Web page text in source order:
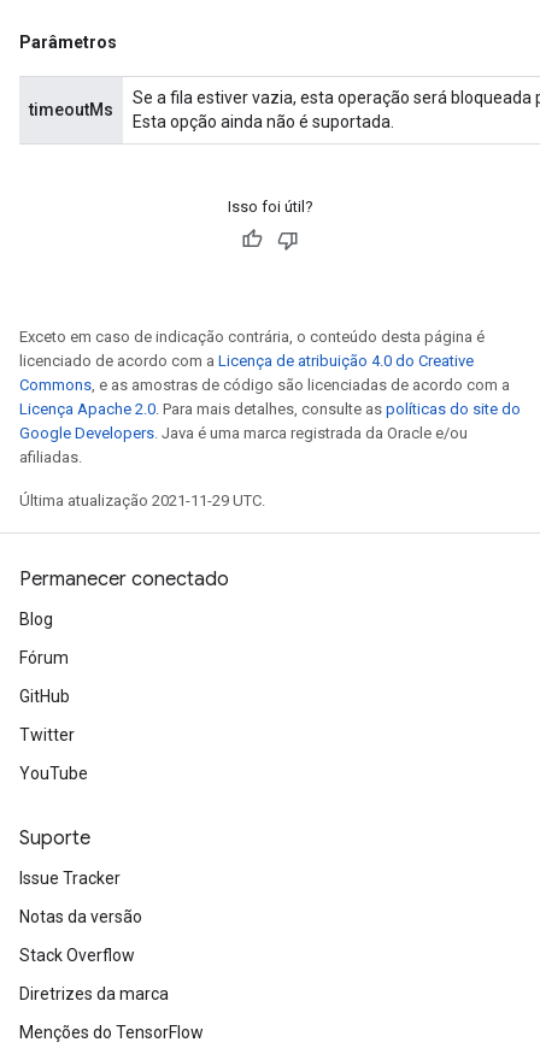
Parâmetros
timeoutMs
Se a fila estiver vazia, esta operação será
Esta opção ainda não é suportada.
Isso foi útil?
Exceto em caso de indicação contrária, o conteúdo desta página é
licenciado de acordo com a Licença de atribuição 4.0 do Creative
Commons, e as amostras de código são licenciadas de acordo com a
Licença Apache 2.0. Para mais detalhes, consulte as políticas do site do
Google Developers. Java é uma marca registrada da Oracle e/ou
afiliadas.
Última atualização 2021-11-29 UTC.
Permanecer conectado
Blog
Fórum
GitHub
Twitter
YouTube
Suporte
Issue Tracker
Notas da versão
Stack Overflow
Diretrizes da marca
Menções do TensorFlow